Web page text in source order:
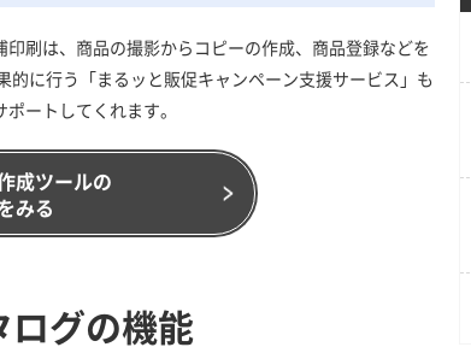
刷は、商品の撮影からコピーの作成、商品登録などを
に行う「まるッと販促キャンペーン支援サービス」も
ートしてくれます。
成ツールの
みる
ログの機能